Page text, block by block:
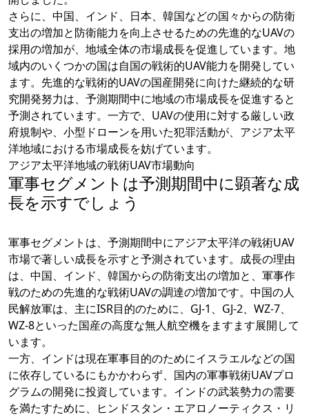
さらに、中国、インド、日本、韓国などの国々からの防衛
支出の増加と防衛能力を向上させるための先進的なUAVの
採用の増加が、地域全体の市場成長を促進しています。地
域内のいくつかの国は自国の戦術的UAV能力を開発してい
ます。先進的な戦術的UAVの国産開発に向けた継続的な研
究開発努力は、予測期間中に地域の市場成長を促進すると
予測されています。一方で、UAVの使用に対する厳しい政
府規制や、小型ドローンを用いた犯罪活動が、アジア太平
洋地域における市場成長を妨げています。
アジア太平洋地域の戦術UAV市場動向
軍事セグメントは予測期間中に顕著な成
長を示すでしょう
軍事セグメントは、予測期間中にアジア太平洋の戦術UAV
市場で著しい成長を示すと予測されています。成長の理由
は、中国、インド、韓国からの防衛支出の増加と、軍事作
戦のための先進的な戦術UAVの調達の増加です。中国の人
民解放軍は、主にISR目的のために、GJ-1、GJ-2、WZ-7、
WZ-8といった国産の高度な無人航空機をますます展開して
います。
一方、インドは現在軍事目的のためにイスラエルなどの国
に依存しているにもかかわらず、国内の軍事戦術UAVプロ
グラムの開発に投資しています。インドの武装勢力の需要
を満たすために、ヒンドスタン・エアロノーティクス・リ